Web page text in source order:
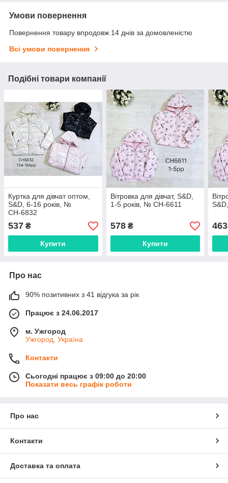
Умови повернення
Повернення товару впродовж 14 днів за домовленістю
Всі умови повернення
Подібні товари компанії
Куртка для дівчат оптом,
S&D, 6-16 років, №
СН-6832
537 ₴
Купити
Вітровка для дівчат, S&D,
1-5 років, № СН-6611
578₴
Купити
463
Про нас
90% позитивних з 41 відгука за рік
Працює з 24.06.2017
м. Ужгород
Ужгород, Україна
Контакти
Сьогодні працює з 09:00 до 20:00
Показати весь графік роботи
Про нас
Контакти
Доставка та оплата